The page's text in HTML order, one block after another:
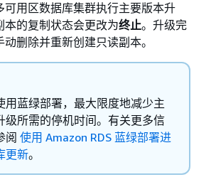
可用区数据库集群执行主要版本升
本的复制状态会更改为终止。升级完
删除并重新创建只读副本。
用蓝绿部署，最大限度地减少主
级所需的停机时间。有关更多信
阅 使用 Amazon RDS 蓝绿部署进
更新。